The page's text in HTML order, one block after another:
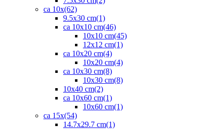
ca 10x(62)
9.5x30 cm(1)
ca 10x10 cm(46)
10x10 cm(45)
12x12 cm(1)
ca 10x20 cm(4)
10x20 cm(4)
ca 10x30 cm(8)
10x30 cm(8)
10x40 cm(2)
ca 10x60 cm(1)
10x60 cm(1)
ca 15x(54)
14.7x29.7 cm(1)